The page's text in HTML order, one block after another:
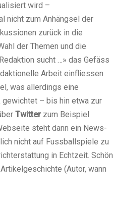
wird –
nicht zum Anhängsel der
zurück in die
der Themen und die
sucht …» das Gefäss
Arbeit einfliessen
was allerdings eine
– bis hin etwa zur
Twitter zum Beispiel
steht dann ein News-
nicht auf Fussballspiele zu
in Echtzeit. Schön
(Autor, wann